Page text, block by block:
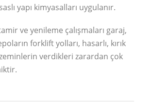
yapı kimyasalları uygulanır.
ve yenileme çalışmaları garaj,
forklift yolları, hasarlı, kırık
zeminlerin verdikleri zarardan çok